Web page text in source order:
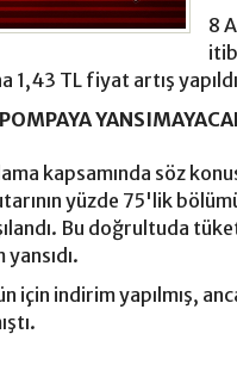
8
1,43 TL fiyat artış
kapsamında söz
yüzde 75'lik
Bu doğrultuda
için indirim yapılmış,